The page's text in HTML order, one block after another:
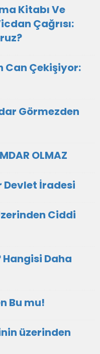
Kitabı Ve
Çağrısı:
Can Çekişiyor:
Görmezden
OLMAZ
Devlet İradesi
Ciddi
Daha
Bu mu!
üzerinden